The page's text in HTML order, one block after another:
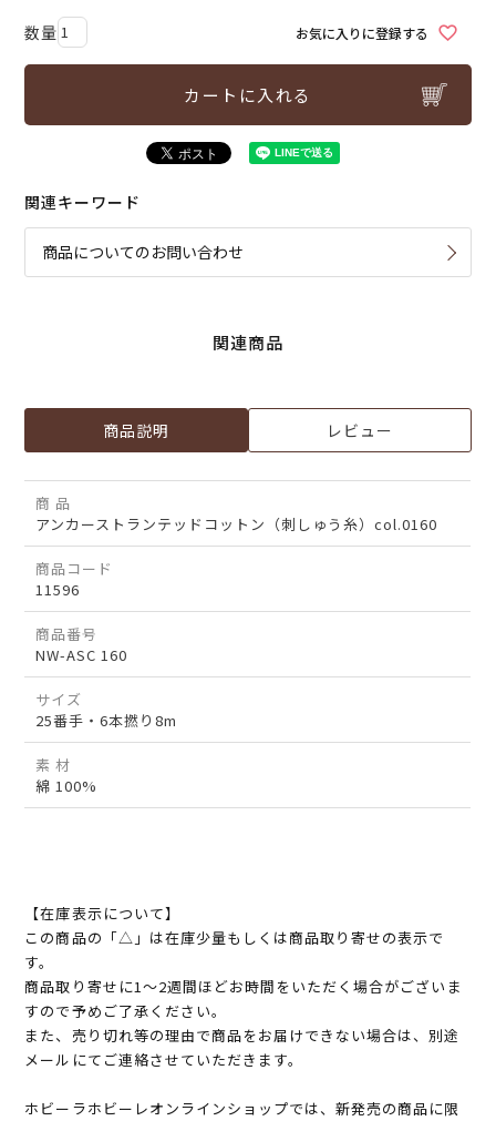
お気に入りに登録する
カートに入れる
関連キーワード
商品についてのお問い合わせ
関連商品
商品説明 レビュー
商 品
アンカーストランテッドコットン（刺しゅう糸）col.0160
商品コード
11596
商品番号
NW-ASC 160
サイズ
25番手・6本撚り8m
素 材
綿 100%
【在庫表示について】
この商品の「△」は在庫少量もしくは商品取り寄せの表示で
す。
商品取り寄せに1～2週間ほどお時間をいただく場合がございま
すので予めご了承ください。
また、売り切れ等の理由で商品をお届けできない場合は、別途
メールにてご連絡させていただきます。
ホビーラホビーレオンラインショップでは、新発売の商品に限